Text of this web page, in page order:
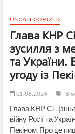
про
які
до
його
UNCATEGORIZED
Глава КНР
зусилля з
та України.
угоду із
01.08.2024
Глава КНР Сі
війну Росії та
Пекіном. Про це